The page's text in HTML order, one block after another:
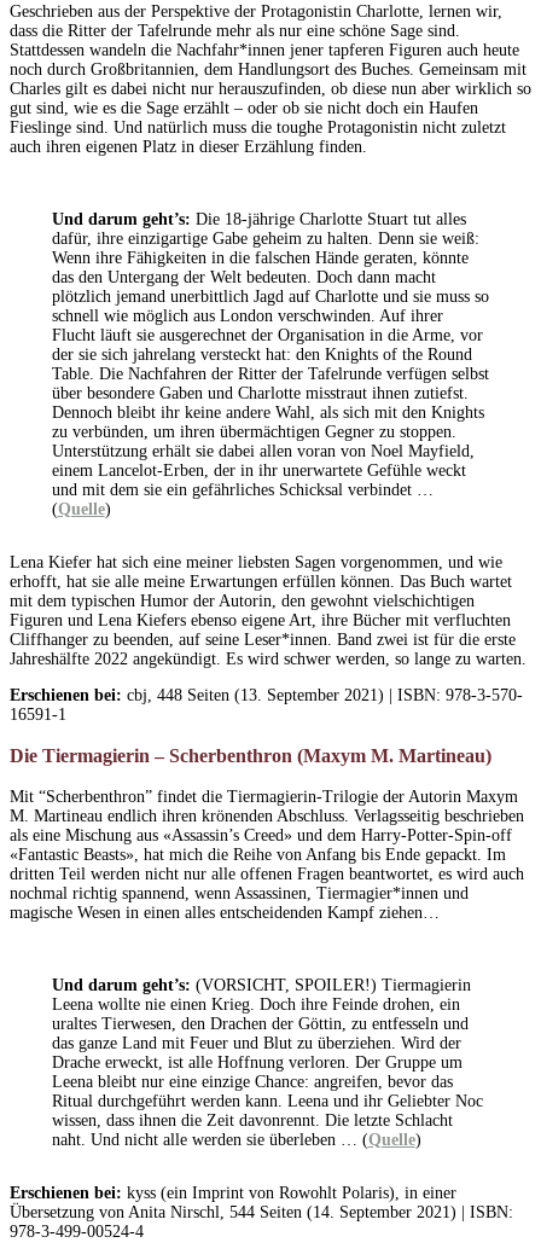
Geschrieben aus der Perspektive der Protagonistin Charlotte, lernen wir,
dass die Ritter der Tafelrunde mehr als nur eine schöne Sage sind.
Stattdessen wandeln die Nachfahr*innen jener tapferen Figuren auch heute
noch durch Großbritannien, dem Handlungsort des Buches. Gemeinsam mit
Charles gilt es dabei nicht nur herauszufinden, ob diese nun aber wirklich so
gut sind, wie es die Sage erzählt – oder ob sie nicht doch ein Haufen
Fieslinge sind. Und natürlich muss die toughe Protagonistin nicht zuletzt
auch ihren eigenen Platz in dieser Erzählung finden.
Und darum geht’s: Die 18-jährige Charlotte Stuart tut alles
dafür, ihre einzigartige Gabe geheim zu halten. Denn sie weiß:
Wenn ihre Fähigkeiten in die falschen Hände geraten, könnte
das den Untergang der Welt bedeuten. Doch dann macht
plötzlich jemand unerbittlich Jagd auf Charlotte und sie muss so
schnell wie möglich aus London verschwinden. Auf ihrer
Flucht läuft sie ausgerechnet der Organisation in die Arme, vor
der sie sich jahrelang versteckt hat: den Knights of the Round
Table. Die Nachfahren der Ritter der Tafelrunde verfügen selbst
über besondere Gaben und Charlotte misstraut ihnen zutiefst.
Dennoch bleibt ihr keine andere Wahl, als sich mit den Knights
zu verbünden, um ihren übermächtigen Gegner zu stoppen.
Unterstützung erhält sie dabei allen voran von Noel Mayfield,
einem Lancelot-Erben, der in ihr unerwartete Gefühle weckt
und mit dem sie ein gefährliches Schicksal verbindet …
(Quelle)
Lena Kiefer hat sich eine meiner liebsten Sagen vorgenommen, und wie
erhofft, hat sie alle meine Erwartungen erfüllen können. Das Buch wartet
mit dem typischen Humor der Autorin, den gewohnt vielschichtigen
Figuren und Lena Kiefers ebenso eigene Art, ihre Bücher mit verfluchten
Cliffhanger zu beenden, auf seine Leser*innen. Band zwei ist für die erste
Jahreshälfte 2022 angekündigt. Es wird schwer werden, so lange zu warten.
Erschienen bei: cbj, 448 Seiten (13. September 2021) | ISBN: 978-3-570-
16591-1
Die Tiermagierin – Scherbenthron (Maxym M. Martineau)
Mit “Scherbenthron” findet die Tiermagierin-Trilogie der Autorin Maxym
M. Martineau endlich ihren krönenden Abschluss. Verlagsseitig beschrieben
als eine Mischung aus «Assassin’s Creed» und dem Harry-Potter-Spin-off
«Fantastic Beasts», hat mich die Reihe von Anfang bis Ende gepackt. Im
dritten Teil werden nicht nur alle offenen Fragen beantwortet, es wird auch
nochmal richtig spannend, wenn Assassinen, Tiermagier*innen und
magische Wesen in einen alles entscheidenden Kampf ziehen…
Und darum geht’s: (VORSICHT, SPOILER!) Tiermagierin
Leena wollte nie einen Krieg. Doch ihre Feinde drohen, ein
uraltes Tierwesen, den Drachen der Göttin, zu entfesseln und
das ganze Land mit Feuer und Blut zu überziehen. Wird der
Drache erweckt, ist alle Hoffnung verloren. Der Gruppe um
Leena bleibt nur eine einzige Chance: angreifen, bevor das
Ritual durchgeführt werden kann. Leena und ihr Geliebter Noc
wissen, dass ihnen die Zeit davonrennt. Die letzte Schlacht
naht. Und nicht alle werden sie überleben … (Quelle)
Erschienen bei: kyss (ein Imprint von Rowohlt Polaris), in einer
Übersetzung von Anita Nirschl, 544 Seiten (14. September 2021) | ISBN:
978-3-499-00524-4